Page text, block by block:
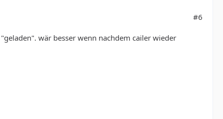
#6
wär besser wenn nachdem cailer wieder